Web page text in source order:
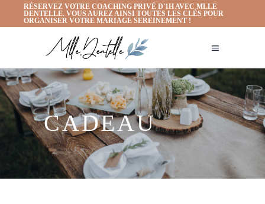
RÉSERVEZ VOTRE COACHING PRIVÉ D'1H AVEC MLLE
DENTELLE. VOUS AUREZ AINSI TOUTES LES CLÉS POUR
ORGANISER VOTRE MARIAGE SEREINEMENT !
CADEAU